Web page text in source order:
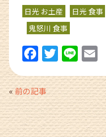
日光 お土産 日光 食事
鬼怒川 食事
F
a
c
e
b
T
w
itt
er
Li
n
e
E
l
«前の記事